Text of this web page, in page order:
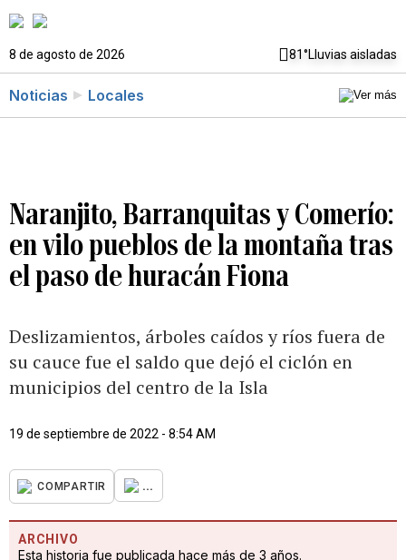
8 de agosto de 2026 81°Lluvias aisladas
Noticias Locales
Naranjito, Barranquitas y Comerío:
en vilo pueblos de la montaña tras
el paso de huracán Fiona
Deslizamientos, árboles caídos y ríos fuera de
su cauce fue el saldo que dejó el ciclón en
municipios del centro de la Isla
19 de septiembre de 2022 - 8:54 AM
COMPARTIR ...
ARCHIVO
Esta historia fue publicada hace más de 3 años.